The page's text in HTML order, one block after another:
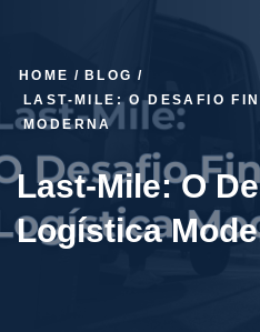
HOME / BLOG /
LAST-MILE: O DESAFIO
MODERNA
Last-Mile: O
Logística